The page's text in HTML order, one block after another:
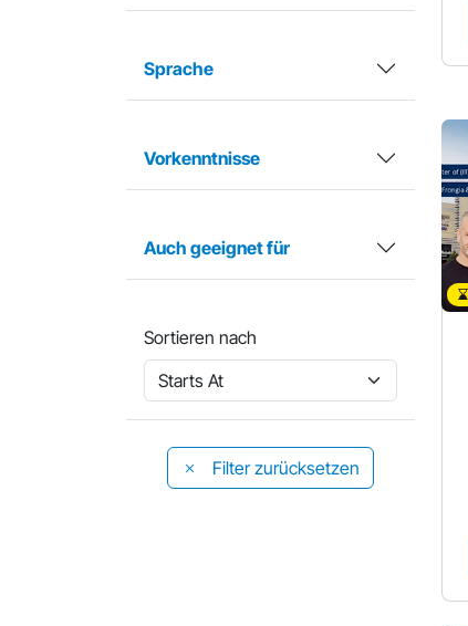
Sprache
Vorkenntnisse
Auch geeignet für
Sortieren nach
Filter zurücksetzen